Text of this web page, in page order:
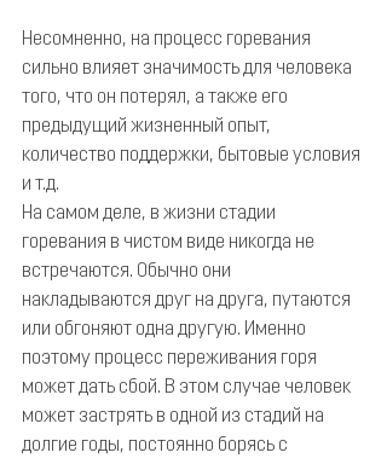
Несомненно, на процесс горевания
сильно влияет значимость для человека
того, что он потерял, а также его
предыдущий жизненный опыт,
количество поддержки, бытовые условия
и т.д.
На самом деле, в жизни стадии
горевания в чистом виде никогда не
встречаются. Обычно они
накладываются друг на друга, путаются
или обгоняют одна другую. Именно
поэтому процесс переживания горя
может дать сбой. В этом случае человек
может застрять в одной из стадий на
долгие годы, постоянно борясь с